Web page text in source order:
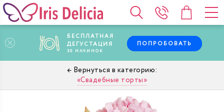
БЕСПЛАТНАЯ
ДЕГУСТАЦИЯ
30 НАЧИНОК
ПОПРОБОВАТЬ
Свадебные торты